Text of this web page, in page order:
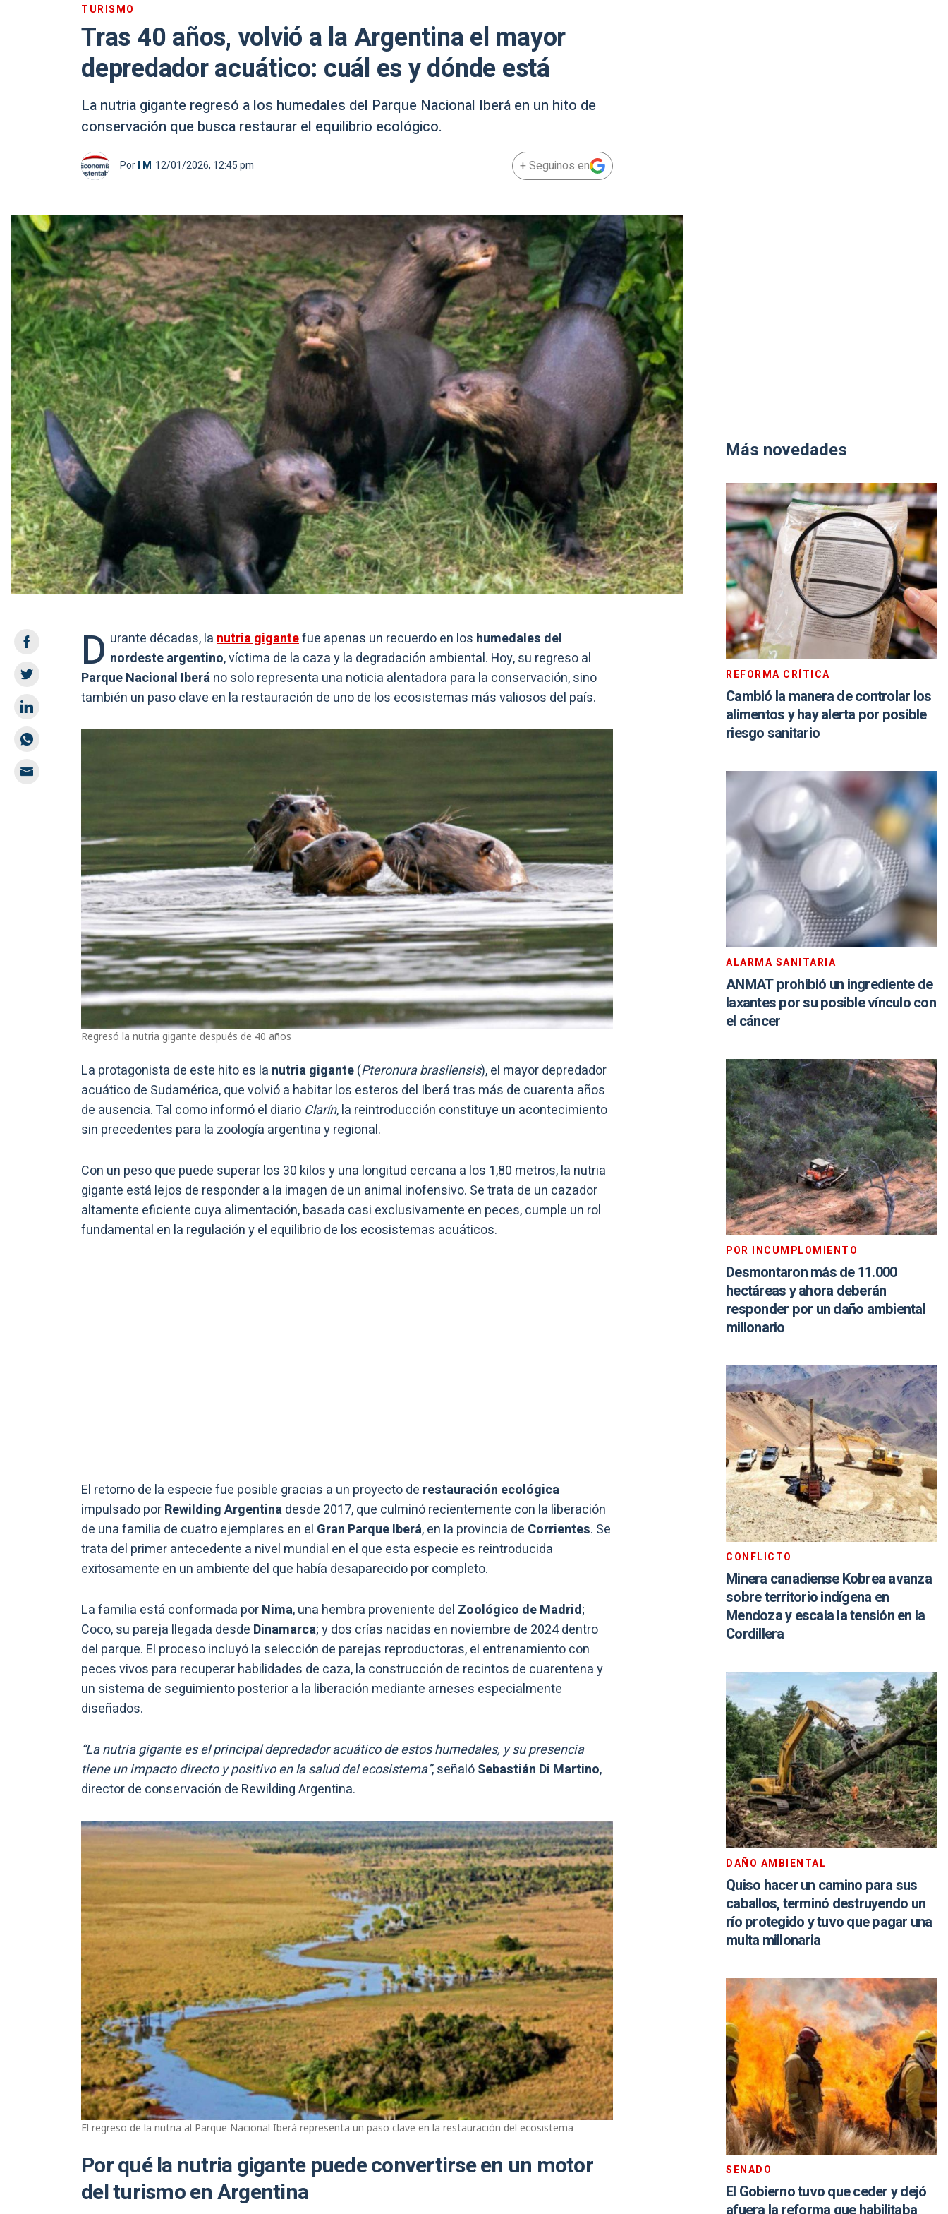
TURISMO
Tras 40 años, volvió a la Argentina el mayor
depredador acuático: cuál es y dónde está
La nutria gigante regresó a los humedales del Parque Nacional Iberá en un hito de
conservación que busca restaurar el equilibrio ecológico.
PorI M 12/01/2026, 12:45 pm + Seguinos en
D urante décadas, lanutria gigantefue apenas un recuerdo en los humedales del
nordeste argentino, víctima de la caza y la degradación ambiental. Hoy, su regreso al
Parque Nacional Iberáno solo representa una noticia alentadora para la conservación, sino
también un paso clave en la restauración de uno de los ecosistemas más valiosos del país.
Regresó la nutria gigante después de 40 años
La protagonista de este hito es la nutria gigante(Pteronura brasilensis), el mayor depredador
acuático de Sudamérica, que volvió a habitar los esteros del Iberá tras más de cuarenta años
de ausencia. Tal como informó el diario Clarín, la reintroducción constituye un acontecimiento
sin precedentes para la zoología argentina y regional.
Con un peso que puede superar los 30 kilos y una longitud cercana a los 1,80 metros, la nutria
gigante está lejos de responder a la imagen de un animal inofensivo. Se trata de un cazador
altamente eficiente cuya alimentación, basada casi exclusivamente en peces, cumple un rol
fundamental en la regulación y el equilibrio de los ecosistemas acuáticos.
El retorno de la especie fue posible gracias a un proyecto de restauración ecológica
impulsado porRewilding Argentinadesde 2017, que culminó recientemente con la liberación
de una familia de cuatro ejemplares en el Gran Parque Iberá, en la provincia de Corrientes. Se
trata del primer antecedente a nivel mundial en el que esta especie es reintroducida
exitosamente en un ambiente del que había desaparecido por completo.
La familia está conformada porNima, una hembra proveniente del Zoológico de Madrid;
Coco, su pareja llegada desde Dinamarca; y dos crías nacidas en noviembre de 2024 dentro
del parque. El proceso incluyó la selección de parejas reproductoras, el entrenamiento con
peces vivos para recuperar habilidades de caza, la construcción de recintos de cuarentena y
un sistema de seguimiento posterior a la liberación mediante arneses especialmente
diseñados.
“La nutria gigante es el principal depredador acuático de estos humedales, y su presencia
tiene un impacto directo y positivo en la salud del ecosistema”, señalóSebastián Di Martino,
director de conservación de Rewilding Argentina.
El regreso de la nutria al Parque Nacional Iberá representa un paso clave en la restauración del ecosistema
Por qué la nutria gigante puede convertirse en un motor
del turismo en Argentina
Más novedades
REFORMA CRÍTICA
Cambió la manera de controlar los
alimentos y hay alerta por posible
riesgo sanitario
ALARMA SANITARIA
ANMAT prohibió un ingrediente de
laxantes por su posible vínculo con
el cáncer
POR INCUMPLOMIENTO
Desmontaron más de 11.000
hectáreas y ahora deberán
responder por un daño ambiental
millonario
CONFLICTO
Minera canadiense Kobrea avanza
sobre territorio indígena en
Mendoza y escala la tensión en la
Cordillera
DAÑO AMBIENTAL
Quiso hacer un camino para sus
caballos, terminó destruyendo un
río protegido y tuvo que pagar una
multa millonaria
SENADO
El Gobierno tuvo que ceder y dejó